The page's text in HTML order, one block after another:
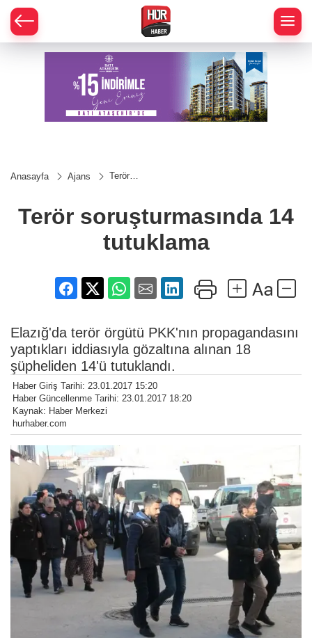
Anasayfa Ajans
Terör
Terör soruşturmasında 14
tutuklama
Elazığ'da terör örgütü PKK'nın propagandasını
yaptıkları iddiasıyla gözaltına alınan 18
şüpheliden 14'ü tutuklandı.
Haber Giriş Tarihi: 23.01.2017 15:20
Haber Güncellenme Tarihi: 23.01.2017 18:20
Kaynak: Haber Merkezi
hurhaber.com